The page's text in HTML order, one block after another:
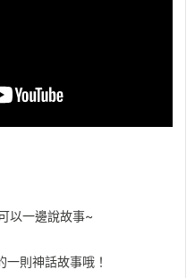
以一邊說故事~
則神話故事哦！